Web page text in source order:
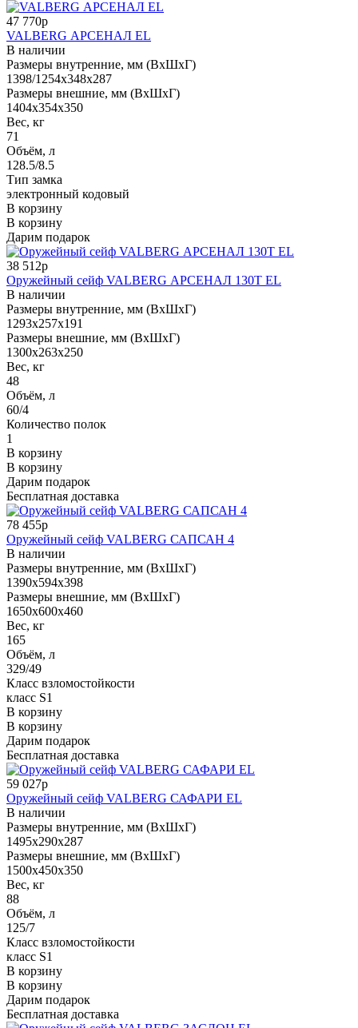
47 770р
VALBERG АРСЕНАЛ EL
В наличии
Размеры внутренние, мм (ВхШхГ)
1398/1254x348x287
Размеры внешние, мм (ВхШхГ)
1404x354x350
Вес, кг
71
Объём, л
128.5/8.5
Тип замка
электронный кодовый
В корзину
В корзину
Дарим подарок
38 512р
Оружейный сейф VALBERG АРСЕНАЛ 130Т EL
В наличии
Размеры внутренние, мм (ВхШхГ)
1293x257x191
Размеры внешние, мм (ВхШхГ)
1300x263x250
Вес, кг
48
Объём, л
60/4
Количество полок
1
В корзину
В корзину
Дарим подарок
Бесплатная доставка
78 455р
Оружейный сейф VALBERG САПСАН 4
В наличии
Размеры внутренние, мм (ВхШхГ)
1390x594x398
Размеры внешние, мм (ВхШхГ)
1650x600x460
Вес, кг
165
Объём, л
329/49
Класс взломостойкости
класс S1
В корзину
В корзину
Дарим подарок
Бесплатная доставка
59 027р
Оружейный сейф VALBERG САФАРИ EL
В наличии
Размеры внутренние, мм (ВхШхГ)
1495x290x287
Размеры внешние, мм (ВхШхГ)
1500x450x350
Вес, кг
88
Объём, л
125/7
Класс взломостойкости
класс S1
В корзину
В корзину
Дарим подарок
Бесплатная доставка